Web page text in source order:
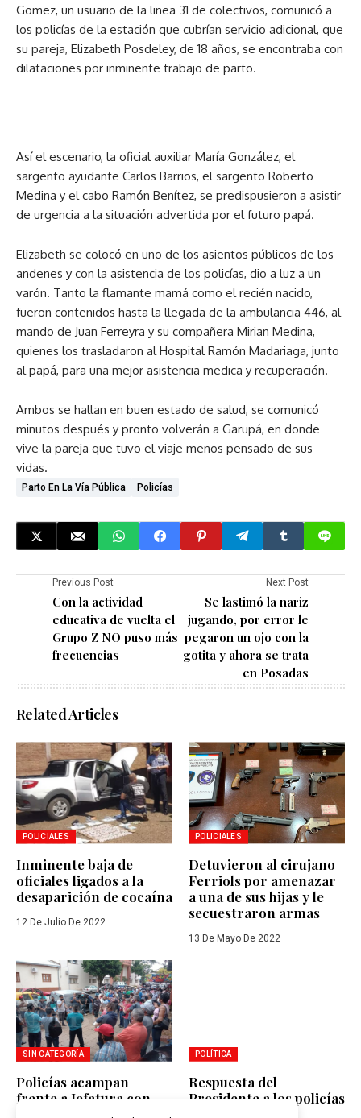
Gomez, un usuario de la linea 31 de colectivos, comunicó a
los policías de la estación que cubrían servicio adicional, que
su pareja, Elizabeth Posdeley, de 18 años, se encontraba con
dilataciones por inminente trabajo de parto.
Así el escenario, la oficial auxiliar María González, el
sargento ayudante Carlos Barrios, el sargento Roberto
Medina y el cabo Ramón Benítez, se predispusieron a asistir
de urgencia a la situación advertida por el futuro papá.
Elizabeth se colocó en uno de los asientos públicos de los
andenes y con la asistencia de los policías, dio a luz a un
varón. Tanto la flamante mamá como el recién nacido,
fueron contenidos hasta la llegada de la ambulancia 446, al
mando de Juan Ferreyra y su compañera Mirian Medina,
quienes los trasladaron al Hospital Ramón Madariaga, junto
al papá, para una mejor asistencia medica y recuperación.
Ambos se hallan en buen estado de salud, se comunicó
minutos después y pronto volverán a Garupá, en donde
vive la pareja que tuvo el viaje menos pensado de sus
vidas.
Parto En La Vía Pública Policías
Previous Post
Con la actividad
educativa de vuelta el
Grupo Z NO puso más
frecuencias
Next Post
Se lastimó la nariz
jugando, por error le
pegaron un ojo con la
gotita y ahora se trata
en Posadas
Related Articles
POLICIALES
Inminente baja de
oficiales ligados a la
desaparición de cocaína
12 De Julio De 2022
POLICIALES
Detuvieron al cirujano
Ferriols por amenazar
a una de sus hijas y le
secuestraron armas
13 De Mayo De 2022
SIN CATEGORÍA
Policías acampan
frente a Jefatura con
reclamos salariales
POLÍTICA
Respuesta del
Presidente a los policías